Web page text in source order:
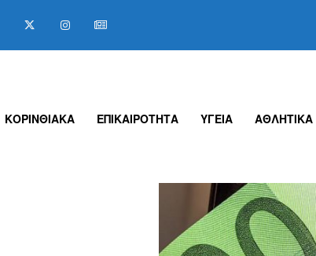
ΚΟΡΙΝΘΙΑΚΑ ΕΠΙΚΑΙΡΟΤΗΤΑ ΥΓΕΙΑ ΑΘΛΗΤΙΚΑ